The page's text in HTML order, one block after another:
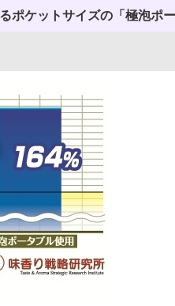
ポケットサイズの「極泡ポー